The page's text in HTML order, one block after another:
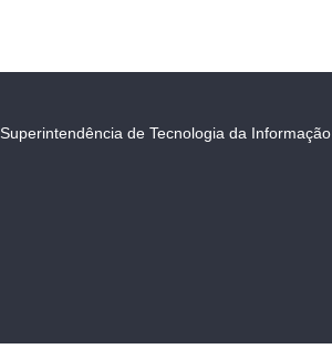
Superintendência de Tecnologia da Informação